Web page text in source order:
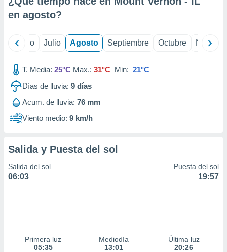
e
publicidad
publicidad
de
en agosto?
Junio Julio Agosto Septiembre Octubre
T. Media: 25°C Max.: 31°C Min: 21°C
Días de lluvia: 9 días
Acum. de lluvia: 76 mm
Viento medio: 9 km/h
Salida y Puesta del sol
Salida del sol
06:03
Puesta del sol
19:57
Primera luz
05:35
Mediodía
13:01
Última luz
20:26